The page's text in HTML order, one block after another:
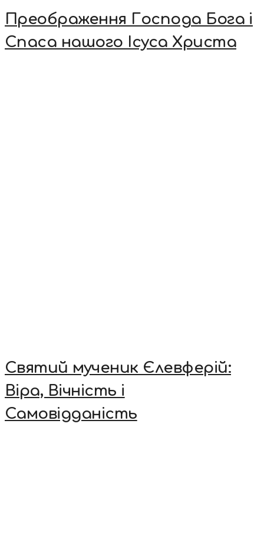
Преображення Господа Бога і
Спаса нашого Ісуса Христа
Святий мученик Єлевферій:
Віра, Вічність і
Самовідданість